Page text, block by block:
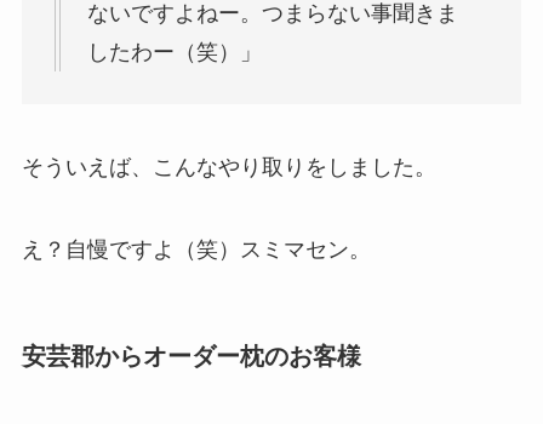
ないですよねー。つまらない事聞きま
したわー（笑）」
そういえば、こんなやり取りをしました。
え？自慢ですよ（笑）スミマセン。
安芸郡からオーダー枕のお客様